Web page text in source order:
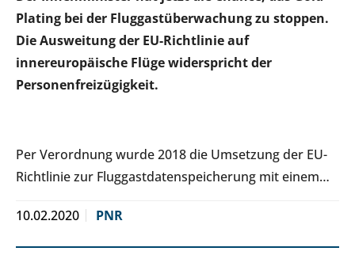
Plating bei der Fluggastüberwachung zu stoppen.
Die Ausweitung der EU-Richtlinie auf
innereuropäische Flüge widerspricht der
Personenfreizügigkeit.
Per Verordnung wurde 2018 die Umsetzung der EU-
Richtlinie zur Fluggastdatenspeicherung mit einem…
10.02.2020 PNR